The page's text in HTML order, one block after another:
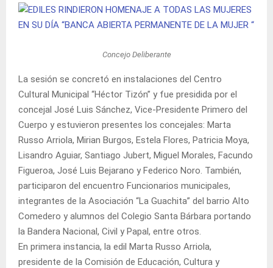
Concejo Deliberante
La sesión se concretó en instalaciones del Centro
Cultural Municipal “Héctor Tizón” y fue presidida por el
concejal José Luis Sánchez, Vice-Presidente Primero del
Cuerpo y estuvieron presentes los concejales: Marta
Russo Arriola, Mirian Burgos, Estela Flores, Patricia Moya,
Lisandro Aguiar, Santiago Jubert, Miguel Morales, Facundo
Figueroa, José Luis Bejarano y Federico Noro. También,
participaron del encuentro Funcionarios municipales,
integrantes de la Asociación “La Guachita” del barrio Alto
Comedero y alumnos del Colegio Santa Bárbara portando
la Bandera Nacional, Civil y Papal, entre otros.
En primera instancia, la edil Marta Russo Arriola,
presidente de la Comisión de Educación, Cultura y